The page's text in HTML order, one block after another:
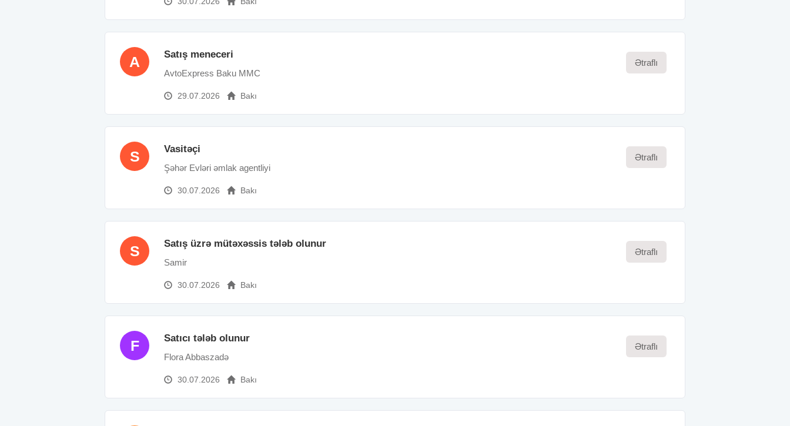
A Satış meneceri
AvtoExpress Baku MMC
29.07.2026 Bakı
Ətraflı
S Vasitəçi
Şəhər Evləri əmlak agentliyi
30.07.2026 Bakı
Ətraflı
S Satış üzrə mütəxəssis tələb olunur
Samir
30.07.2026 Bakı
Ətraflı
F Satıcı tələb olunur
Flora Abbaszadə
30.07.2026 Bakı
Ətraflı